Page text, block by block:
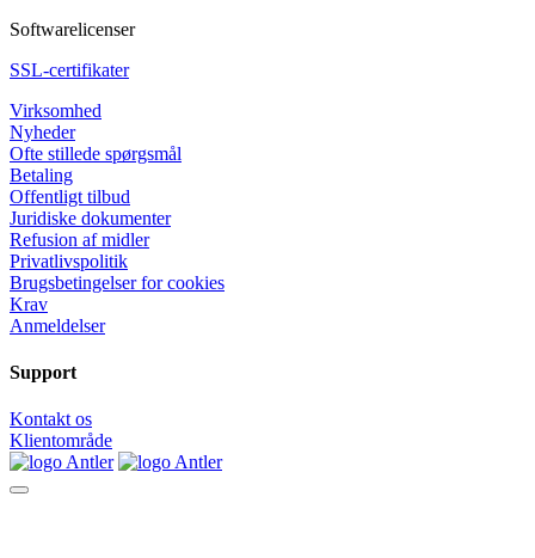
Softwarelicenser
SSL-certifikater
Virksomhed
Nyheder
Ofte stillede spørgsmål
Betaling
Offentligt tilbud
Juridiske dokumenter
Refusion af midler
Privatlivspolitik
Brugsbetingelser for cookies
Krav
Anmeldelser
Support
Kontakt os
Klientområde